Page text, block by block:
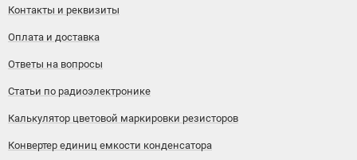
Контакты и реквизиты
Оплата и доставка
Ответы на вопросы
Статьи по радиоэлектронике
Калькулятор цветовой маркировки резисторов
Конвертер единиц емкости конденсатора